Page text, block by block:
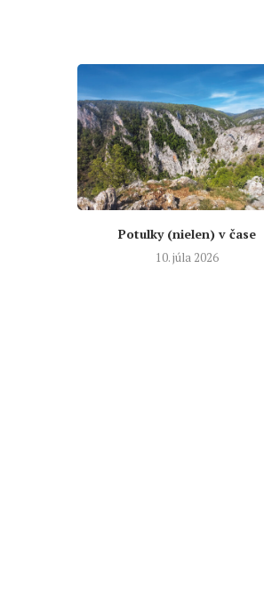
Potulky (nielen) v čase
10. júla 2026